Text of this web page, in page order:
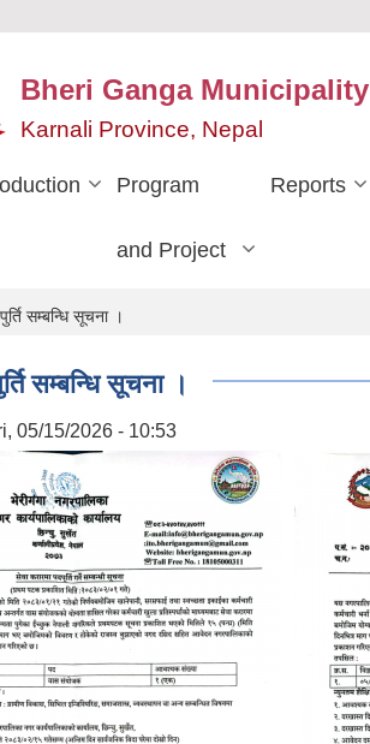
Bheri Ganga Municipality
Karnali Province, Nepal
Program
and Project
Reports
सम्बन्धि सूचना ।
सम्बन्धि सूचना ।
05/15/2026 - 10:53